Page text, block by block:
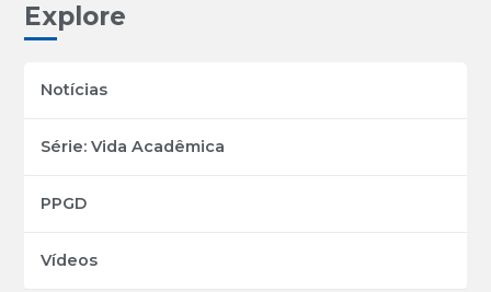
Explore
Notícias
Série: Vida Acadêmica
PPGD
Vídeos